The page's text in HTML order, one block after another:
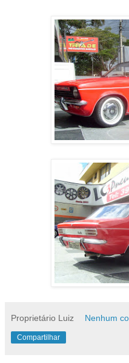
Proprietário Luiz Nenhum
Compartilhar